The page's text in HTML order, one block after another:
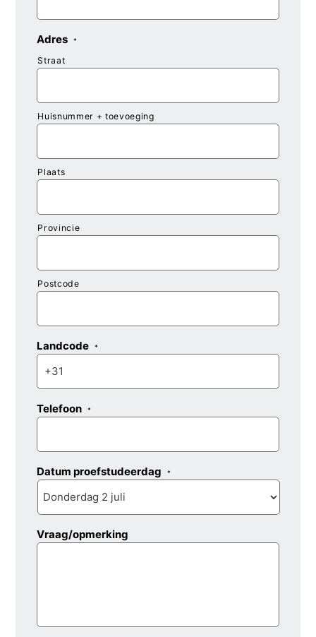
Adres *
Straat
Huisnummer + toevoeging
Plaats
Provincie
Postcode
Landcode *
Telefoon *
Datum proefstudeerdag *
Vraag/opmerking